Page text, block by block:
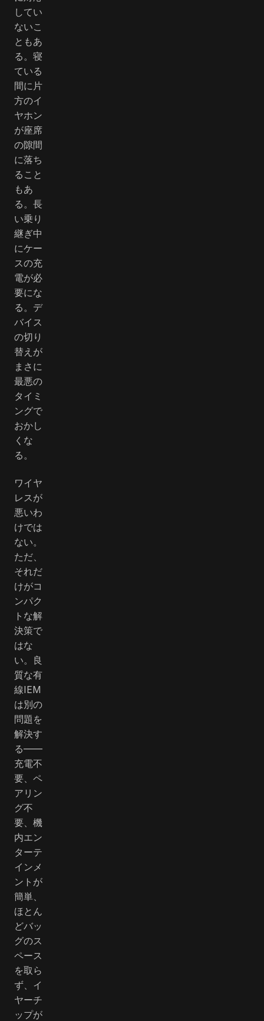
してい
ないこ
ともあ
る。寝
ている
間に片
方のイ
ヤホン
が座席
の隙間
に落ち
ること
もあ
る。長
い乗り
継ぎ中
にケー
スの充
電が必
要にな
る。デ
バイス
の切り
替えが
まさに
最悪の
タイミ
ングで
おかし
くな
る。
ワイヤ
レスが
悪いわ
けでは
ない。
ただ、
それだ
けがコ
ンパク
トな解
決策で
はな
い。良
質な有
線IEM
は別の
問題を
解決す
る――
充電不
要、ペ
アリン
グ不
要、機
内エン
ターテ
インメ
ントが
簡単、
ほとん
どバッ
グのス
ペース
を取ら
ず、イ
ヤーチ
ップが